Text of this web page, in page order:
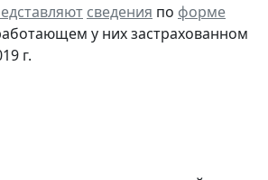
сведения по форме
у них застрахованном
г.